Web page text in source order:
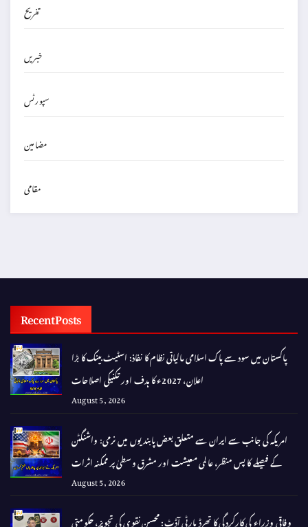
تفریح
خبریں
سپورٹس
مضامین
مقامی
Recent Posts
پاکستان میں سود سے پاک اسلامی مالیاتی نظام کا نفاذ: اسٹیٹ بینک کا بڑا
اعلان، 2027ء کا ہدف اور تکنیکی اصلاحات
August 5, 2026
امریکہ کی جانب سے ایران سے متعلق بعض پابندیوں میں نرمی: واشنگٹن
کے فیصلے کا پس منظر، عالمی معیشت اور مشرق وسطیٰ پر ممکنہ اثرات
August 5, 2026
وفاقی وزراء کی کارکردگی کا تھرڈ پارٹی آڈٹ: محسن نقوی کی تجویز، حکومتی